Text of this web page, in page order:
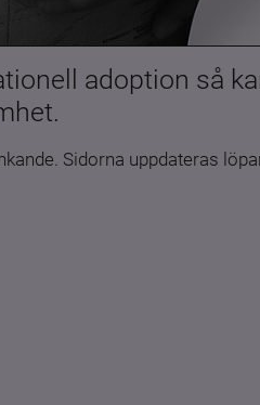
adoption så
Sidorna uppdateras